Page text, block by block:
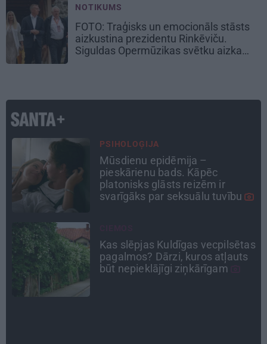
NOTIKUMS
FOTO: Traģisks un emocionāls stāsts
aizkustina prezidentu Rinkēviču.
Siguldas Opermūzikas svētku aizkadri
DZĪVESSTĀSTS
Stāsts, kas pārspēj kino
scenārijus: Kā Liepājas zēns
Volfs Ruvinskis kļuva par
Meksikas superzvaigzni
«Manā kabinetā bijusi teju visa
Liepāja.» Ārste Ingrīda
Gardovska par vairāk nekā 50